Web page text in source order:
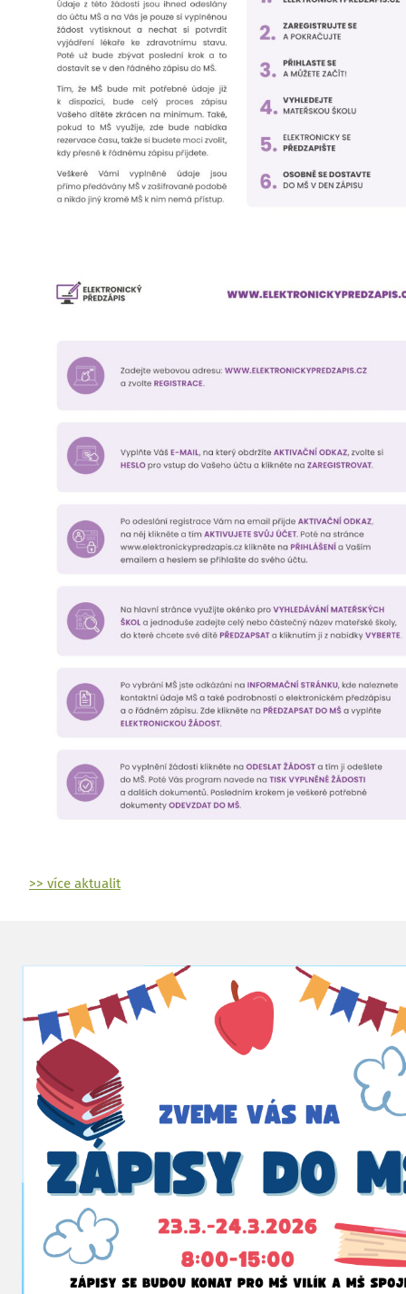
>> více aktualit